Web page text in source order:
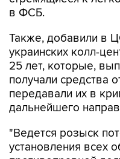
в ФСБ.
Также, добавили в
украинских колл-
25 лет, которые,
получали средства
передавали их в
дальнейшего
"Ведется розыск
установления всех